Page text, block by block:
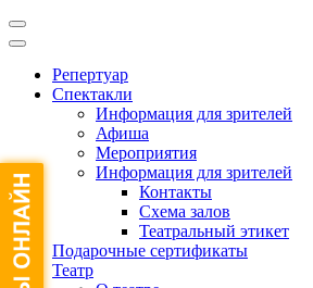
Репертуар
Спектакли
Информация для зрителей
Афиша
Мероприятия
Информация для зрителей
Контакты
Схема залов
Театральный этикет
Подарочные сертификаты
Театр